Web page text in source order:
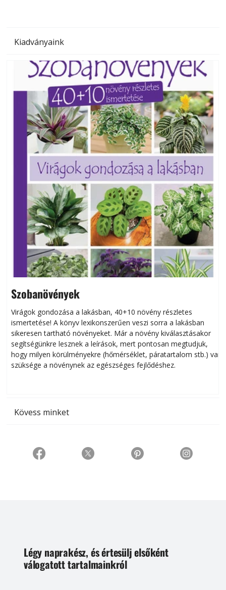
Kiadványaink
Szobanövények
Virágok gondozása a lakásban, 40+10 növény részletes
ismertetése! A könyv lexikonszerűen veszi sorra a lakásban
sikeresen tart­ha­tó növényeket. Már a növény kiválasztásakor
segítségünkre lesznek a leírások, mert pontosan megtudjuk,
hogy milyen körülményekre (hőmérséklet, páratartalom stb.) van
szüksége a növénynek az egészséges fejlődéshez.
Kövess minket
Légy naprakész, és értesülj elsőként
válogatott tartalmainkról